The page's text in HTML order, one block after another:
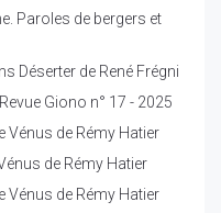
Paroles de bergers et
Déserter de René Frégni
Revue Giono n° 17 - 2025
Vénus de Rémy Hatier
de Rémy Hatier
Vénus de Rémy Hatier